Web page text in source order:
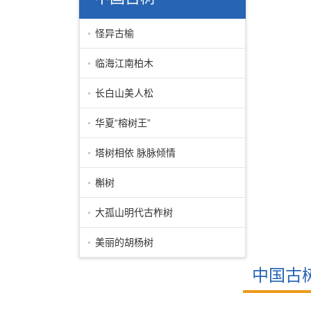
怪异古榆
临海江南柏木
长白山美人松
华夏“榕树王”
塔树相依 脉脉倾情
槲树
大孤山明代古柞树
美丽的胡杨树
中国古